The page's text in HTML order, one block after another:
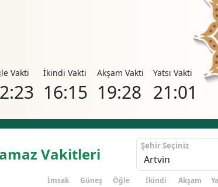
Vakti İkindi Vakti
16:15
Akşam Vakti
19:28
Yatsı Vakti
21:01
Vakitleri Şehir Seçiniz
İmsak Güneş Öğle İkindi Akşam